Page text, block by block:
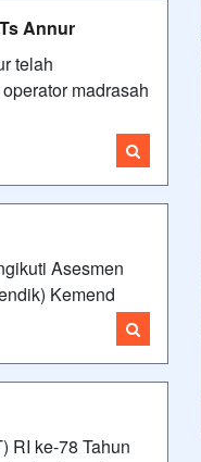
Annur
telah
madrasah
Asesmen
Kemend
RI ke-78 Tahun